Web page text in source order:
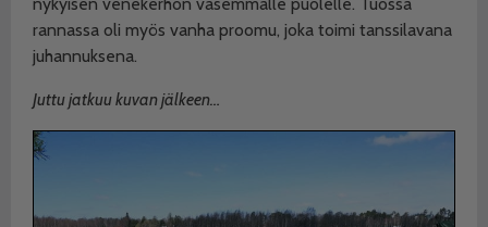
nykyisen venekerhon vasemmalle puolelle. Tuossa
rannassa oli myös vanha proomu, joka toimi tanssilavana
juhannuksena.
Juttu jatkuu kuvan jälkeen…